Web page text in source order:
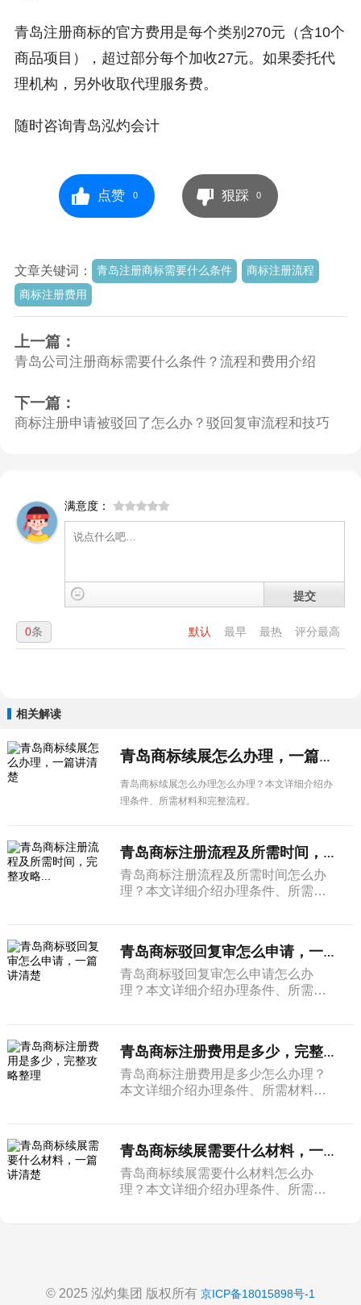
青岛注册商标的官方费用是每个类别270元（含10个
商品项目），超过部分每个加收27元。如果委托代
理机构，另外收取代理服务费。
随时咨询青岛泓灼会计
点赞 0 狠踩 0
文章关键词： 青岛注册商标需要什么条件
商标注册流程
商标注册费用
上一篇：
青岛公司注册商标需要什么条件？流程和费用介绍
下一篇：
商标注册申请被驳回了怎么办？驳回复审流程和技巧
满意度：
提交
默认 最早 最热 评分最高
0条
相关解读
青岛商标续展怎么办理，一篇讲清楚
青岛商标续展怎么办理怎么办理？本文详细介绍办
理条件、所需材料和完整流程。
青岛商标注册流程及所需时间，完整攻略...
青岛商标注册流程及所需时间怎么办
理？本文详细介绍办理条件、所需材
青岛商标驳回复审怎么申请，一篇讲清楚
青岛商标驳回复审怎么申请怎么办
理？本文详细介绍办理条件、所需材
青岛商标注册费用是多少，完整攻略整理
青岛商标注册费用是多少怎么办理？
本文详细介绍办理条件、所需材料和
青岛商标续展需要什么材料，一篇讲清楚
青岛商标续展需要什么材料怎么办
理？本文详细介绍办理条件、所需材
© 2025 泓灼集团 版权所有 京ICP备18015898号-1